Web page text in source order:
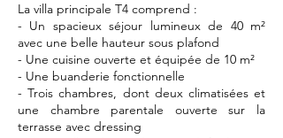
La villa principale T4 comprend :
- Un spacieux séjour lumineux de 40 m²
avec une belle hauteur sous plafond
- Une cuisine ouverte et équipée de 10 m²
- Une buanderie fonctionnelle
- Trois chambres, dont deux climatisées et
une chambre parentale ouverte sur la
terrasse avec dressing